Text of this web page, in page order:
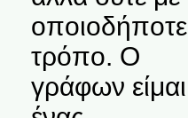
οποιοδήποτε
τρόπο. Ο
γράφων είμαι